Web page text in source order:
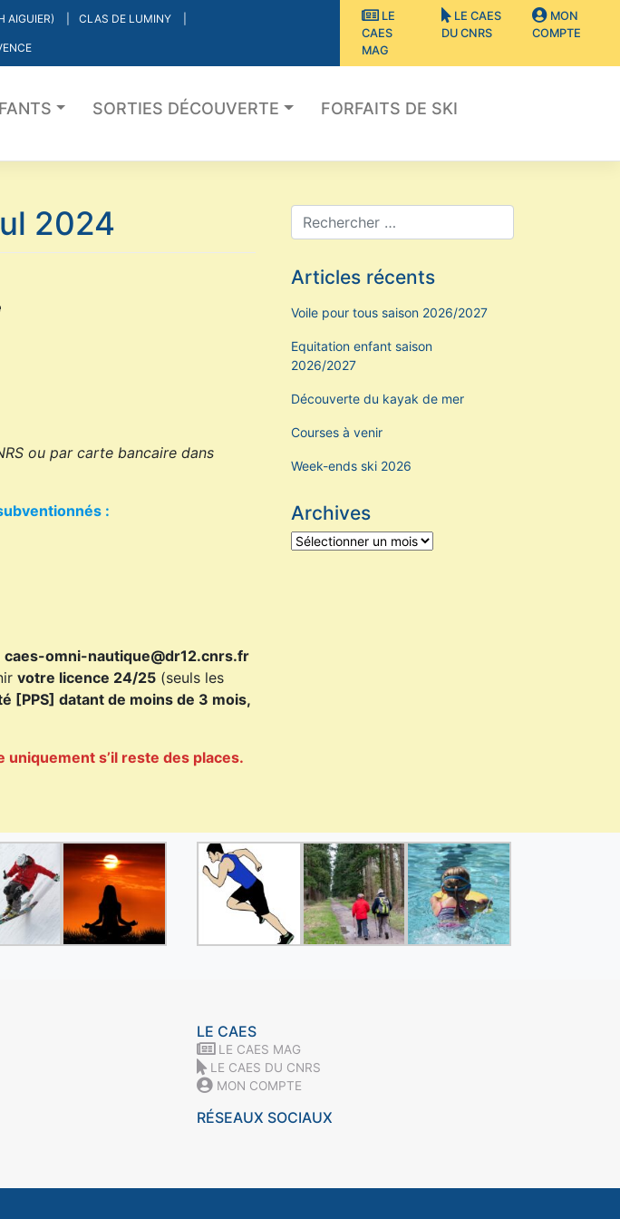
AIGUIER) CLAS DE LUMINY
LE
CAES
MAG
LE CAES
DU CNRS
MON
COMPTE
SORTIES DÉCOUVERTE
FORFAITS DE SKI
2024
ou par carte bancaire dans
:
caes-omni-nautique@dr12.cnrs.fr
votre licence 24/25 (seuls les
[PPS] datant de moins de 3 mois,
s’il reste des places.
Articles récents
Voile pour tous saison 2026/2027
Equitation enfant saison
2026/2027
Découverte du kayak de mer
Courses à venir
Week-ends ski 2026
Archives
Archives
LE CAES
LE CAES MAG
LE CAES DU CNRS
MON COMPTE
RÉSEAUX SOCIAUX